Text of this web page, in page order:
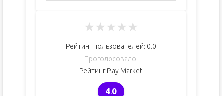
★★★★★
Рейтинг пользователей: 0.0
Проголосовало:
Рейтинг Play Market
4.0